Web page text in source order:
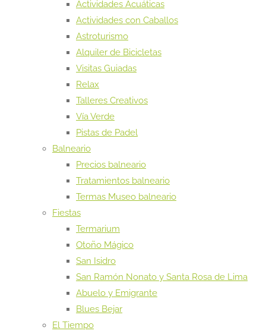
Actividades Acuáticas
Actividades con Caballos
Astroturismo
Alquiler de Bicicletas
Visitas Guiadas
Relax
Talleres Creativos
Vía Verde
Pistas de Padel
Balneario
Precios balneario
Tratamientos balneario
Termas Museo balneario
Fiestas
Termarium
Otoño Mágico
San Isidro
San Ramón Nonato y Santa Rosa de Lima
Abuelo y Emigrante
Blues Bejar
El Tiempo